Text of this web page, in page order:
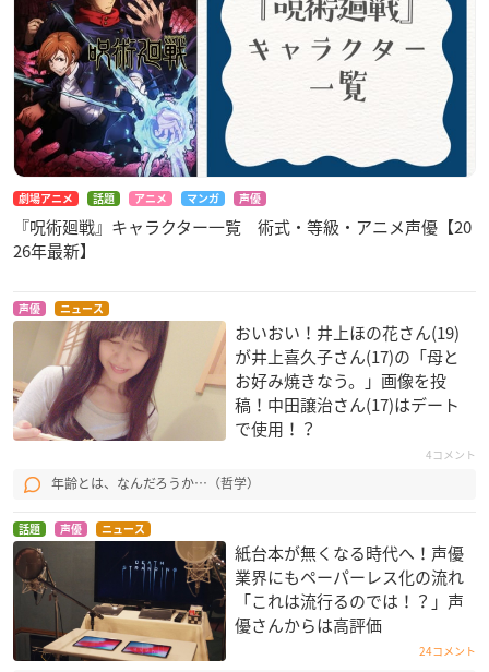
劇場アニメ 話題 アニメ マンガ 声優
『呪術廻戦』キャラクター一覧 術式・等級・アニメ声優【20
26年最新】
声優 ニュース
おいおい！井上ほの花さん(19)
が井上喜久子さん(17)の「母と
お好み焼きなう。」画像を投
稿！中田譲治さん(17)はデート
で使用！？
4コメント
年齢とは、なんだろうか…（哲学）
話題 声優 ニュース
紙台本が無くなる時代へ！声優
業界にもペーパーレス化の流れ
「これは流行るのでは！？」声
優さんからは高評価
24コメント